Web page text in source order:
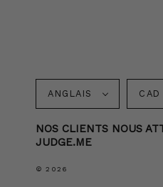
Langue
ANGLAIS
NOS CLIENTS NOUS
JUDGE.ME
© 2026